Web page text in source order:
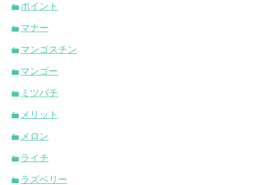
ポイント
マナー
マンゴスチン
マンゴー
ミツバチ
メリット
メロン
ライチ
ラズベリー